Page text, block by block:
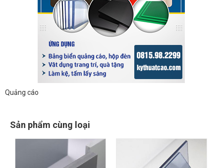
Quảng cáo
Sản phẩm cùng loại